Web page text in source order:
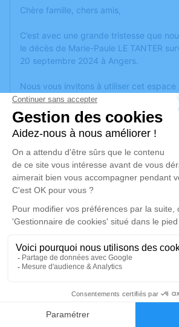
Faire-part
Chère famille, chers amis,
C’est avec une grande tristesse que
le décès de Marie-Paule LE TANTER
20 septembre 2024 à Angers.
Nous vous invitons à utiliser cet espace
condoléances, partager des photos
anecdote ou exprimer vos pensées à
ou des textes. Cet endroit est un lieu
honorer la mémoire de Marie-Paule LE
Un service de plantation d’arbre
ici.
Je
Cérémonie religieuse
mardi 24 septembre 2024 à
Eglise St Serge d'Angers
2 Rue Emile Hatais